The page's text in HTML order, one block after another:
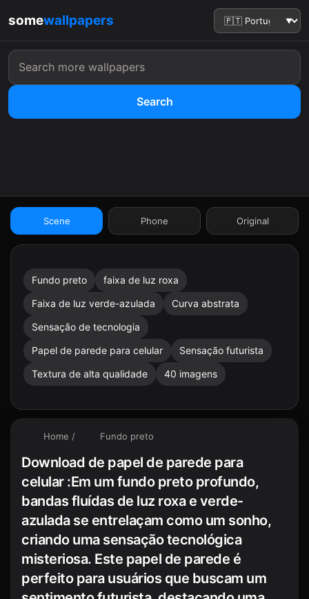
somewallpapers
Search
Scene Phone Original
9:41
Fundo preto
faixa de luz roxa
Faixa de luz verde-azulada
Curva abstrata
Sensação de tecnologia
Papel de parede para celular
Sensação futurista
Textura de alta qualidade
40 imagens
Home / Fundo preto
Download de papel de parede para
celular :Em um fundo preto profundo,
bandas fluídas de luz roxa e verde-
azulada se entrelaçam como um sonho,
criando uma sensação tecnológica
misteriosa. Este papel de parede é
perfeito para usuários que buscam um